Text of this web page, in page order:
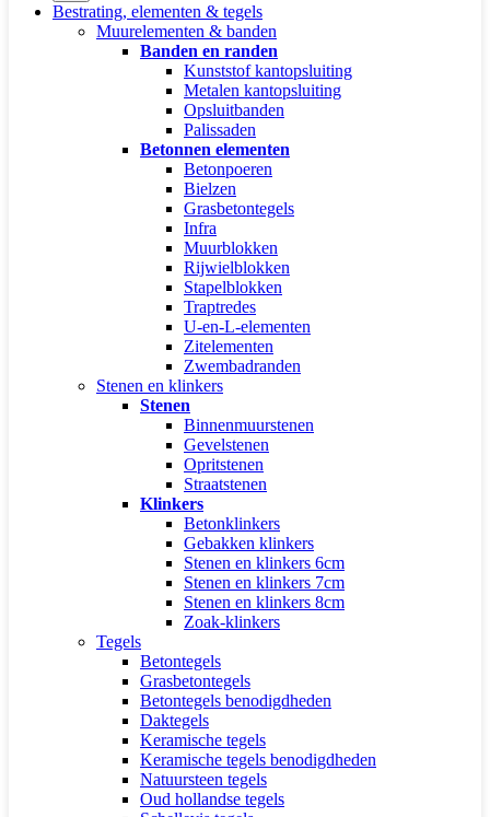
Bestrating, elementen & tegels
Muurelementen & banden
Banden en randen
Kunststof kantopsluiting
Metalen kantopsluiting
Opsluitbanden
Palissaden
Betonnen elementen
Betonpoeren
Bielzen
Grasbetontegels
Infra
Muurblokken
Rijwielblokken
Stapelblokken
Traptredes
U-en-L-elementen
Zitelementen
Zwembadranden
Stenen en klinkers
Stenen
Binnenmuurstenen
Gevelstenen
Opritstenen
Straatstenen
Klinkers
Betonklinkers
Gebakken klinkers
Stenen en klinkers 6cm
Stenen en klinkers 7cm
Stenen en klinkers 8cm
Zoak-klinkers
Tegels
Betontegels
Grasbetontegels
Betontegels benodigdheden
Daktegels
Keramische tegels
Keramische tegels benodigdheden
Natuursteen tegels
Oud hollandse tegels